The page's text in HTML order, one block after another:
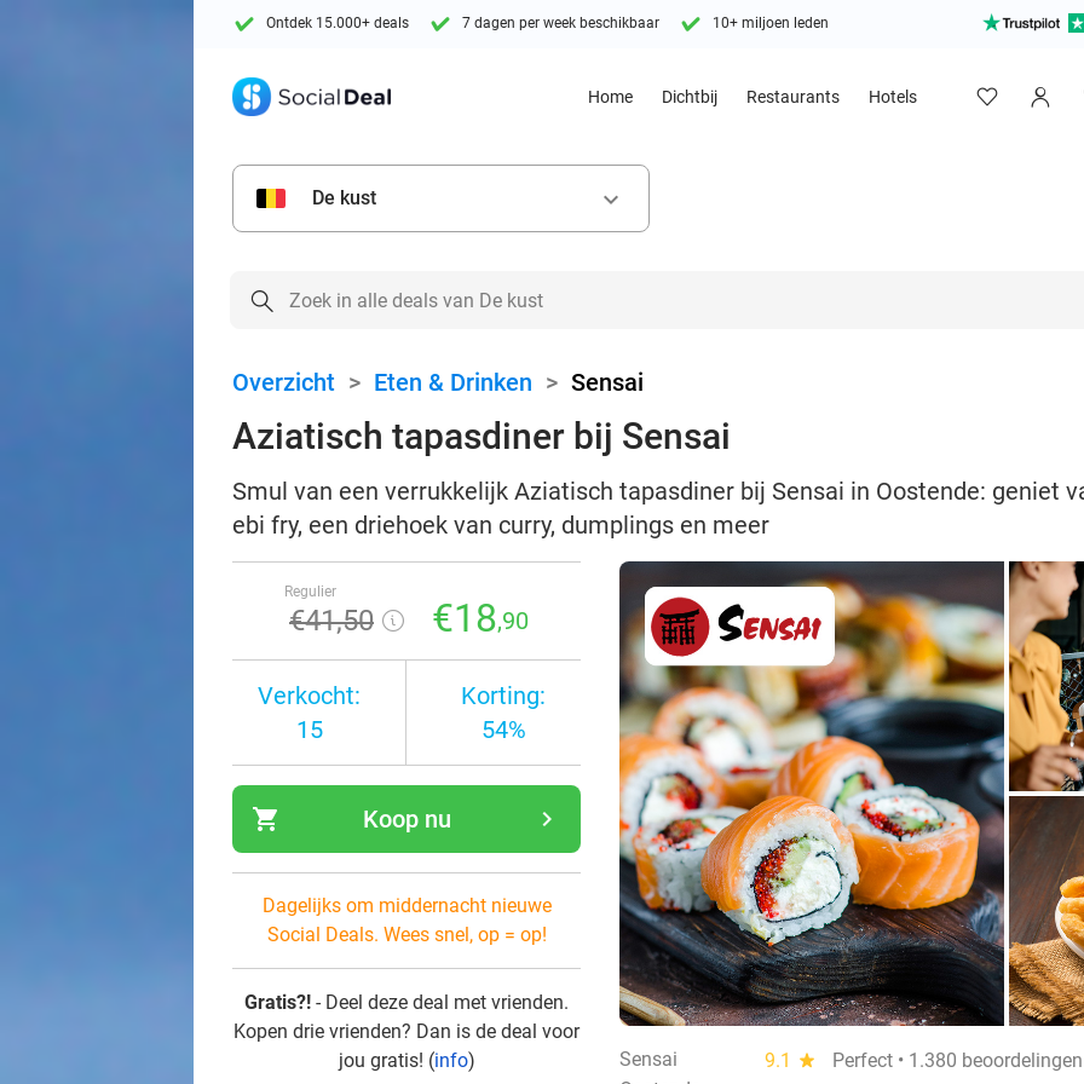
Ontdek 15.000+ deals 7 dagen per week beschikbaar 10+ miljoen leden
Home Dichtbij Restaurants Hotels
De kust keyboard_arrow_down
Overzicht > Eten & Drinken > Sensai
Aziatisch tapasdiner bij Sensai
Smul van een verrukkelijk Aziatisch tapasdiner bij Sensai in Oostende: geniet
ebi fry, een driehoek van curry, dumplings en meer
Regulier
€41,50 €18,90
Verkocht:
15
Korting:
54%
shopping_cart navigate_next
Koop nu
Dagelijks om middernacht nieuwe
Social Deals. Wees snel, op = op!
Gratis?! - Deel deze deal met vrienden.
Kopen drie vrienden? Dan is de deal voor
jou gratis! (info) Sensai 9.1 star
Perfect • 1.380 beoordelingen